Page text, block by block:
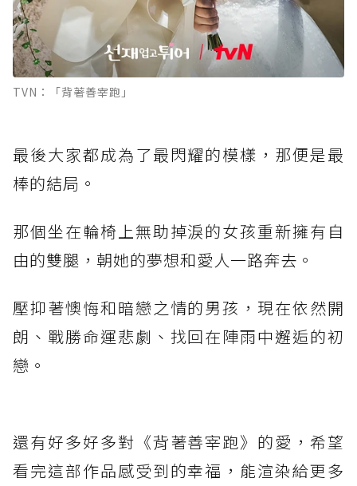
TVN：「背著善宰跑」
最後大家都成為了最閃耀的模樣，那便是最
棒的結局。
那個坐在輪椅上無助掉淚的女孩重新擁有自
由的雙腿，朝她的夢想和愛人一路奔去。
壓抑著懊悔和暗戀之情的男孩，現在依然開
朗、戰勝命運悲劇、找回在陣雨中邂逅的初
戀。
還有好多好多對《背著善宰跑》的愛，希望
看完這部作品感受到的幸福，能渲染給更多